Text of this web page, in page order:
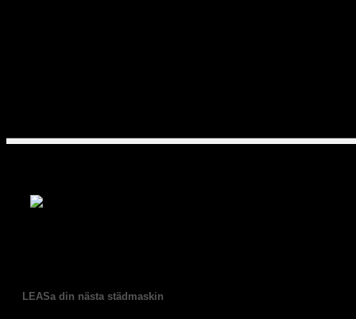
LEASa din nästa städmaskin